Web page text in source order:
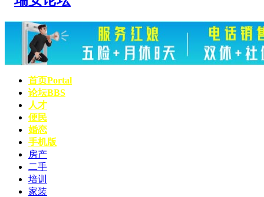
首页Portal
论坛BBS
人才
便民
婚恋
手机版
房产
二手
培训
家装